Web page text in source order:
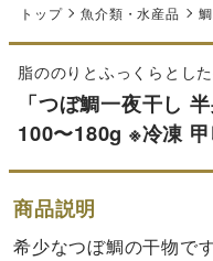
トップ 魚介類・水産品
脂ののりとふっくらとし
「つぼ鯛一夜干し
100〜180g ※冷凍
商品説明
希少なつぼ鯛の干物で